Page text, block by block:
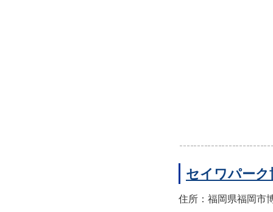
セイワパーク
住所：福岡県福岡市